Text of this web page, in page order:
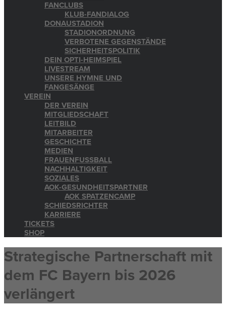
FANCLUBS
KLUB-FANDIALOG
DONAUSTADION
STADIONORDNUNG
VERBOTENE GEGENSTÄNDE
SICHERHEITSPOLITIK
DEIN OPTI-HEIMSPIEL
LIVESTREAM
UNSERE HYMNE UND
FANGESÄNGE
VEREIN
DER VEREIN
MITGLIEDSCHAFT
LEITBILD
MITARBEITER
GESCHICHTE
MEDIEN
FRAUENFUSSBALL
NACHHALTIGKEIT
SOZIALES
AOK-GESUNDHEITSPARTNER
AOK SPATZENCAMP
SCHIEDSRICHTER
KARRIERE
TICKETS
SHOP
Strategische Partnerschaft mit
dem FC Bayern bis 2026
verlängert